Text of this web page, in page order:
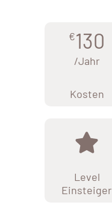
€130
/Jahr
Kosten
Level
Einsteiger